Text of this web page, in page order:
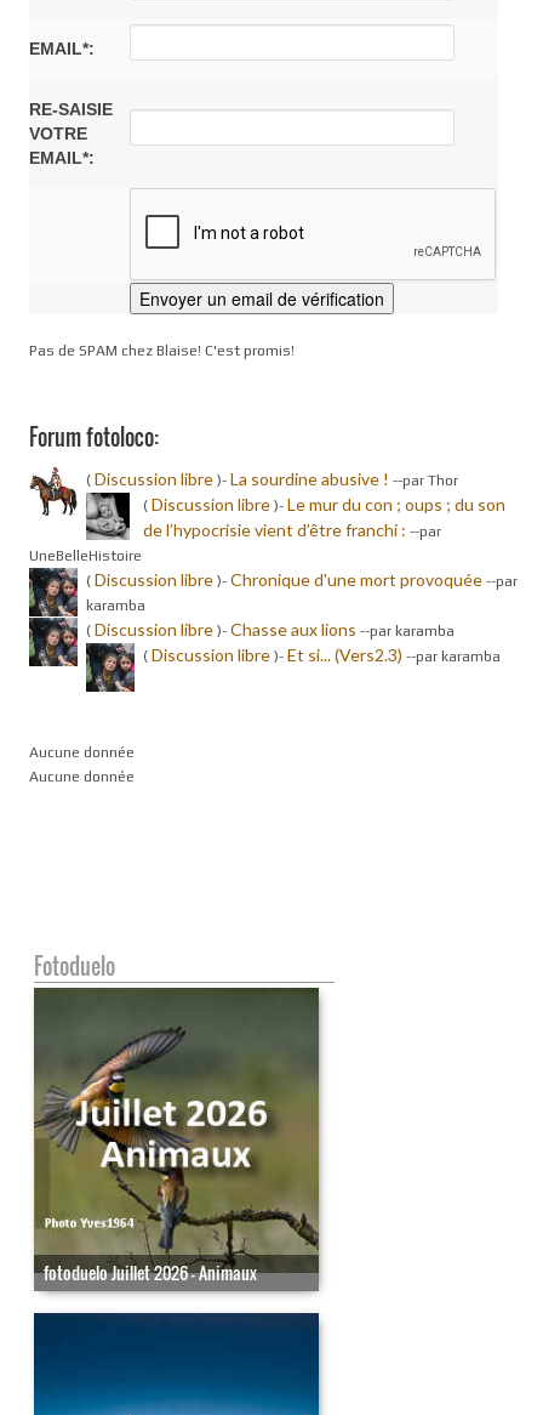
EMAIL*:
RE-SAISIE
VOTRE
EMAIL*:
Pas de SPAM chez Blaise! C'est promis!
Forum fotoloco:
( Discussion libre )- La sourdine abusive ! --par Thor
( Discussion libre )- Le mur du con ; oups ; du son
de l’hypocrisie vient d’être franchi : --par
UneBelleHistoire
( Discussion libre )- Chronique d'une mort provoquée --par
karamba
( Discussion libre )- Chasse aux lions --par karamba
( Discussion libre )- Et si... (Vers2.3) --par karamba
Aucune donnée
Aucune donnée
Fotoduelo
fotoduelo Juillet 2026 - Animaux